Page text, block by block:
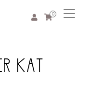
0
KAT